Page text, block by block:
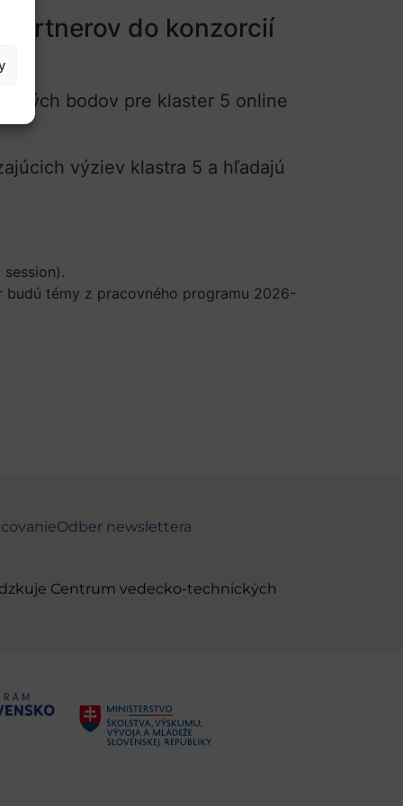
do konzorcií
bodov pre klaster 5 online
výziev klastra 5 a hľadajú
témy z pracovného programu 2026-
Odber newslettera
Centrum vedecko-technických